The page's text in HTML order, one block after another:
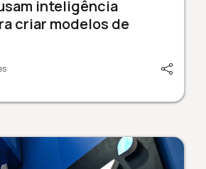
inteligência
criar modelos de